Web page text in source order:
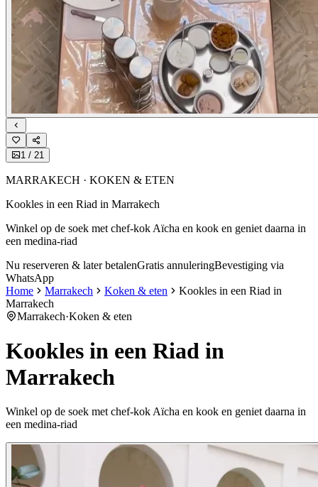
1 / 21
MARRAKECH · KOKEN & ETEN
Kookles in een Riad in Marrakech
Winkel op de soek met chef-kok Aïcha en kook en geniet daarna in
een medina-riad
Nu reserveren & later betalenGratis annuleringBevestiging via
WhatsApp
Home
Marrakech Koken & eten
Kookles in een Riad in
Marrakech
Marrakech·Koken & eten
Kookles in een Riad in
Marrakech
Winkel op de soek met chef-kok Aïcha en kook en geniet daarna in
een medina-riad